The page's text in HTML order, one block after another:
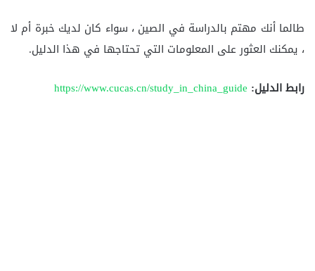
طالما أنك مهتم بالدراسة في الصين ، سواء كان لديك خبرة أم لا
، يمكنك العثور على المعلومات التي تحتاجها في هذا الدليل.
رابط الدليل: https://www.cucas.cn/study_in_china_guide